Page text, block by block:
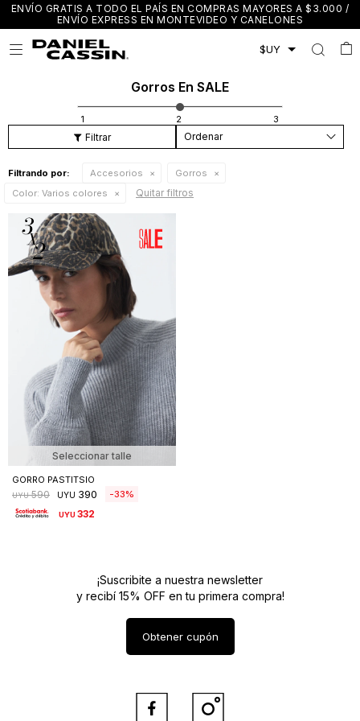
ENVÍO GRATIS A TODO EL PAÍS EN COMPRAS MAYORES A $3.000 /
ENVÍO EXPRESS EN MONTEVIDEO Y CANELONES

Gorros En SALE
Recomendados
Filtrando por: Accesorios
Gorros
Color: Varios colores Quitar filtros
Seleccionar talle
GORRO PASTITSIO
UYU 590 UYU 390 33
UYU332
¡Suscribite a nuestra newsletter
y recibí 15% OFF en tu primera compra!
Obtener cupón
 